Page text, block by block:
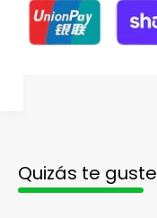
Quizás te guste